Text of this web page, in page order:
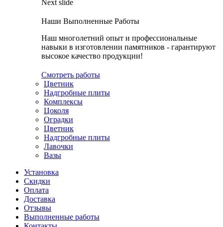
Next slide
Наши Выполненные Работы
Наш многолетний опыт и профессиональные
навыки в изготовлении памятников - гарантируют
высокое качество продукции!
Смотреть работы
Цветник
Надгробные плиты
Комплексы
Цоколя
Оградки
Цветник
Надгробные плиты
Лавочки
Вазы
Установка
Скидки
Оплата
Доставка
Отзывы
Выполненные работы